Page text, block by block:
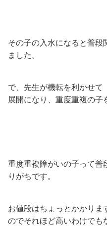
その子の入水になると普段
ました。
で、先生が機転を利かせて
展開になり、重度重複の子
重度重複障がいの子って普
りがちです。
お値段はちょっとかかりま
のでそれほど高いわけでも